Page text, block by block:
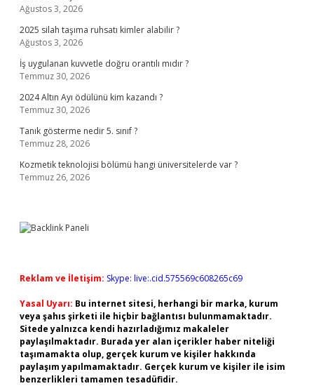
Ağustos 3, 2026
2025 silah taşıma ruhsatı kimler alabilir ?
Ağustos 3, 2026
İş uygulanan kuvvetle doğru orantılı mıdır ?
Temmuz 30, 2026
2024 Altın Ayı ödülünü kim kazandı ?
Temmuz 30, 2026
Tanık gösterme nedir 5. sınıf ?
Temmuz 28, 2026
Kozmetik teknolojisi bölümü hangi üniversitelerde var ?
Temmuz 26, 2026
Reklam ve İletişim: Skype: live:.cid.575569c608265c69
Yasal Uyarı: Bu internet sitesi, herhangi bir marka, kurum
veya şahıs şirketi ile hiçbir bağlantısı bulunmamaktadır.
Sitede yalnızca kendi hazırladığımız makaleler
paylaşılmaktadır. Burada yer alan içerikler haber niteliği
taşımamakta olup, gerçek kurum ve kişiler hakkında
paylaşım yapılmamaktadır. Gerçek kurum ve kişiler ile isim
benzerlikleri tamamen tesadüfidir.